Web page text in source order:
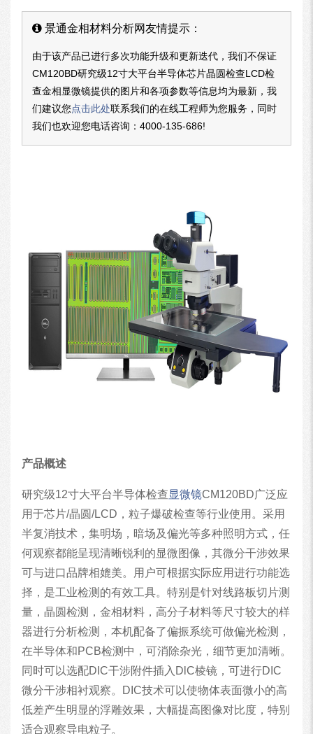
景通金相材料分析网友情提示：
由于该产品已进行多次功能升级和更新迭代，我们不保证
CM120BD研究级12寸大平台半导体芯片晶圆检查LCD检
查金相显微镜提供的图片和各项参数等信息均为最新，我
们建议您点击此处联系我们的在线工程师为您服务，同时
我们也欢迎您电话咨询：4000-135-686!
产品概述
研究级12寸大平台半导体检查显微镜CM120BD广泛应
用于芯片/晶圆/LCD，粒子爆破检查等行业使用。采用
半复消技术，集明场，暗场及偏光等多种照明方式，任
何观察都能呈现清晰锐利的显微图像，其微分干涉效果
可与进口品牌相媲美。用户可根据实际应用进行功能选
择，是工业检测的有效工具。特别是针对线路板切片测
量，晶圆检测，金相材料，高分子材料等尺寸较大的样
器进行分析检测，本机配备了偏振系统可做偏光检测，
在半导体和PCB检测中，可消除杂光，细节更加清晰。
同时可以选配DIC干涉附件插入DlC棱镜，可进行DIC
微分干涉相衬观察。DIC技术可以使物体表面微小的高
低差产生明显的浮雕效果，大幅提高图像对比度，特别
适合观察导电粒子。